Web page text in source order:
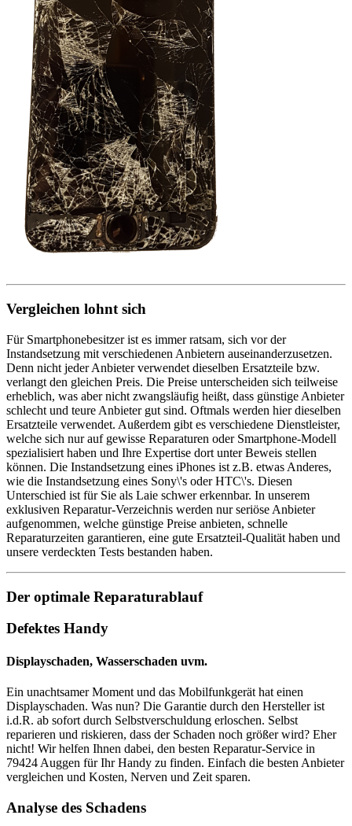
Vergleichen lohnt sich
Für Smartphonebesitzer ist es immer ratsam, sich vor der
Instandsetzung mit verschiedenen Anbietern auseinanderzusetzen.
Denn nicht jeder Anbieter verwendet dieselben Ersatzteile bzw.
verlangt den gleichen Preis. Die Preise unterscheiden sich teilweise
erheblich, was aber nicht zwangsläufig heißt, dass günstige Anbieter
schlecht und teure Anbieter gut sind. Oftmals werden hier dieselben
Ersatzteile verwendet. Außerdem gibt es verschiedene Dienstleister,
welche sich nur auf gewisse Reparaturen oder Smartphone-Modell
spezialisiert haben und Ihre Expertise dort unter Beweis stellen
können. Die Instandsetzung eines iPhones ist z.B. etwas Anderes,
wie die Instandsetzung eines Sony\'s oder HTC\'s. Diesen
Unterschied ist für Sie als Laie schwer erkennbar. In unserem
exklusiven Reparatur-Verzeichnis werden nur seriöse Anbieter
aufgenommen, welche günstige Preise anbieten, schnelle
Reparaturzeiten garantieren, eine gute Ersatzteil-Qualität haben und
unsere verdeckten Tests bestanden haben.
Der optimale Reparaturablauf
Defektes Handy
Displayschaden, Wasserschaden uvm.
Ein unachtsamer Moment und das Mobilfunkgerät hat einen
Displayschaden. Was nun? Die Garantie durch den Hersteller ist
i.d.R. ab sofort durch Selbstverschuldung erloschen. Selbst
reparieren und riskieren, dass der Schaden noch größer wird? Eher
nicht! Wir helfen Ihnen dabei, den besten Reparatur-Service in
79424 Auggen für Ihr Handy zu finden. Einfach die besten Anbieter
vergleichen und Kosten, Nerven und Zeit sparen.
Analyse des Schadens